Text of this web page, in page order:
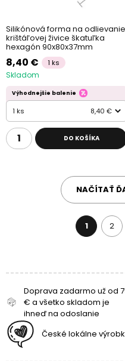
Silikónová forma na odlievanie
krištáľovej živice škatuľka
hexagón 90x80x37mm
8,40 € 1 ks
Skladom
Výhodnejšie balenie
1 ks 8,40 €
DO KOŠÍKA
NAČÍTAŤ
1 2
Doprava zadarmo už od
€ a všetko skladom je
ihneď na odoslanie
České lokálne